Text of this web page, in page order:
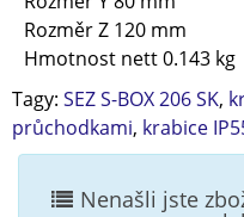
Rozměr Z 120 mm
Hmotnost nett0.143 kg
Tagy: SEZ S-BOX 206 SK,
průchodkami, krabice
Nenašli jste